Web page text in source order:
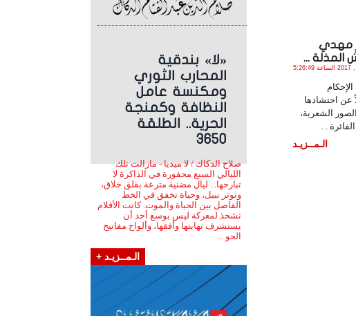
«لا» بندقية
المحارب الثوري
ومكنسة عامل
النظافة وكمنجة
الحرية.. الطلقة
3650
صلاح الدكاك / لا ميديا - مازالت تلك
الليالي السبع محفورة في الذاكرة لا
تبارحها... ليال مضنية مترعة بقلق خلاق،
وتوتر نبيل، وحياة تخفق في الخط
الفاصل بين الحياة والموت. كانت الأقلام
تشحذ لمعركة ليس بوسع أحد أن
يستشرف نهايتها وأفقها، وألواح مفاتيح
الحو ...
الـمــزيـد +
مهدي
...
السبت , 7 أكـتـوبـر , 2017 الساعة 5:26:49
عن احتشادها
الشعرية،
. .
الـمــزيـد